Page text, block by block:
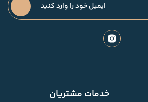
خدمات مشتریان